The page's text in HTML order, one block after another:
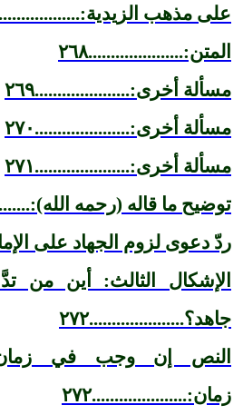
على مذهب
المتن:.....................٢٦٨
مسألة أخرى:.....................٢٦٩
مسألة أخرى:.....................٢٧٠
مسألة أخرى:.....................٢٧١
توضيح ما قاله (رحمه
ردّ دعوى لزوم الجهاد على
الإشكال الثالث: أين من
جاهد؟.....................٢٧٢
النص إن وجب في
زمان:.....................٢٧٢